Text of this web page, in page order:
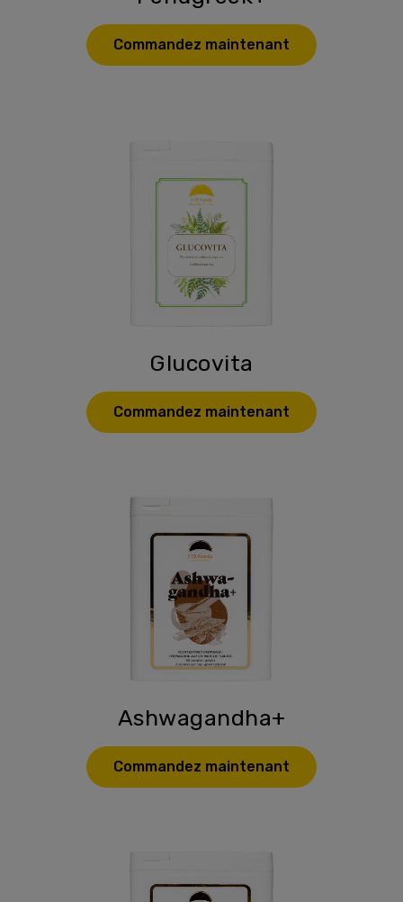
Commandez maintenant
Glucovita
Commandez maintenant
Ashwagandha+
Commandez maintenant